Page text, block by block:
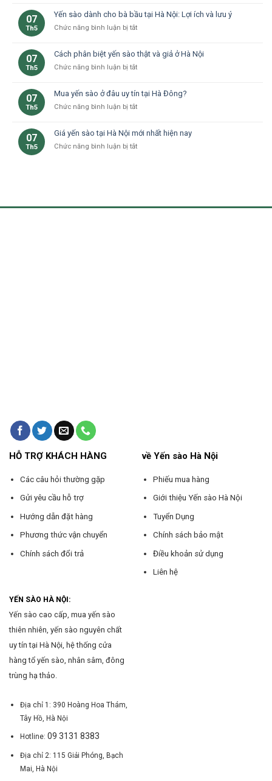
với
người
–
Yến
sào
Đông
chưng
sào
giữ
tại
nhà
Nội
07
Th5
Yến sào dành cho bà bầu tại Hà Nội: Lợi ích và lưu ý
Chức năng bình luận bị tắtở
dành
cho
bầu
Hà
Lợi
và
07
Th5
Cách phân biệt yến sào thật và giả ở Hà Nội
Chức năng bình luận bị tắtở
biệt
yến
thật
giả
07
Th5
Mua yến sào ở đâu uy tín tại Hà Đông?
Chức năng bình luận bị tắtở
sào
ở
Đông?
07
Th5
Giá yến sào tại Hà Nội mới nhất hiện nay
Chức năng bình luận bị tắtở
Nội
HỖ TRỢ KHÁCH HÀNG
Các câu hỏi thường gặp
Gửi yêu cầu hỗ trợ
Hướng dẫn đặt hàng
Phương thức vận chuyển
Chính sách đổi trả
về Yến sào Hà Nội
Phiếu mua hàng
Giới thiệu Yến sào Hà Nội
Tuyển Dụng
Chính sách bảo mật
Điều khoản sử dụng
Liên hệ
YẾN SÀO HÀ NỘI:
Yến sào cao cấp, mua yến sào
thiên nhiên, yến sào nguyên chất
uy tín tại Hà Nội, hệ thống cửa
hàng tổ yến sào, nhân sâm, đông
trùng hạ thảo.
Địa chỉ 1: 390 Hoàng Hoa Thám,
Tây Hồ, Hà Nội
Hotline: 09 3131 8383
Địa chỉ 2: 115 Giải Phóng, Bạch
Mai, Hà Nội